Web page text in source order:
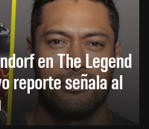
en The Legend
reporte señala al